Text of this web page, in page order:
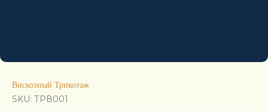
Вискозный Трикотаж
SKU: ТРВ001